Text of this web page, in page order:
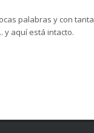
palabras y con tanta
y aquí está intacto.